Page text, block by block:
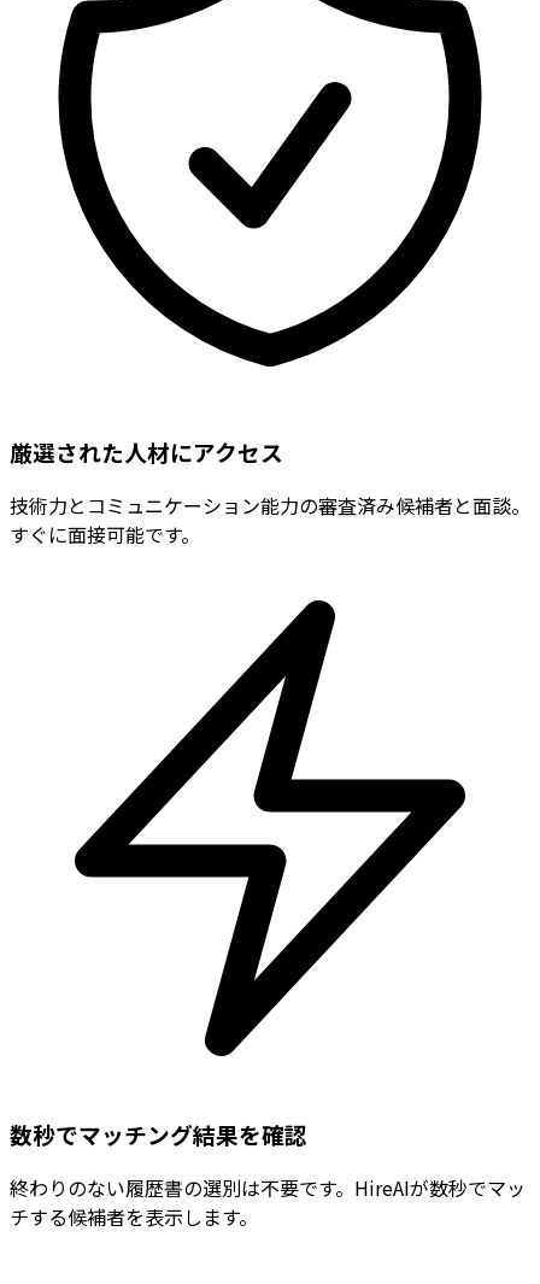
厳選された人材にアクセス
技術力とコミュニケーション能力の審査済み候補者と面談。
すぐに面接可能です。
数秒でマッチング結果を確認
終わりのない履歴書の選別は不要です。HireAIが数秒でマッ
チする候補者を表示します。